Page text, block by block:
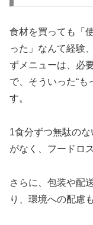
食材を買っても「
った」なんて経験
ずメニューは、必
で、そういった“も
す。
1食分ずつ無駄の
がなく、フードロ
さらに、包装や配
り、環境への配慮